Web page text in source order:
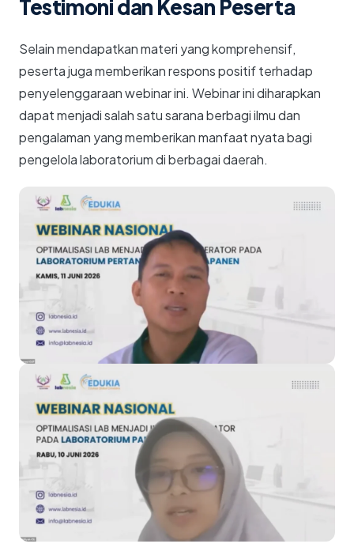
Testimoni dan Kesan Peserta
Selain mendapatkan materi yang komprehensif,
peserta juga memberikan respons positif terhadap
penyelenggaraan webinar ini. Webinar ini diharapkan
dapat menjadi salah satu sarana berbagi ilmu dan
pengalaman yang memberikan manfaat nyata bagi
pengelola laboratorium di berbagai daerah.